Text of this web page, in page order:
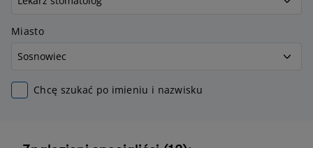
Miasto
Chcę szukać po imieniu i nazwisku